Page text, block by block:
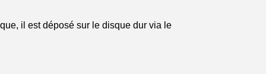
il est déposé sur le disque dur via le